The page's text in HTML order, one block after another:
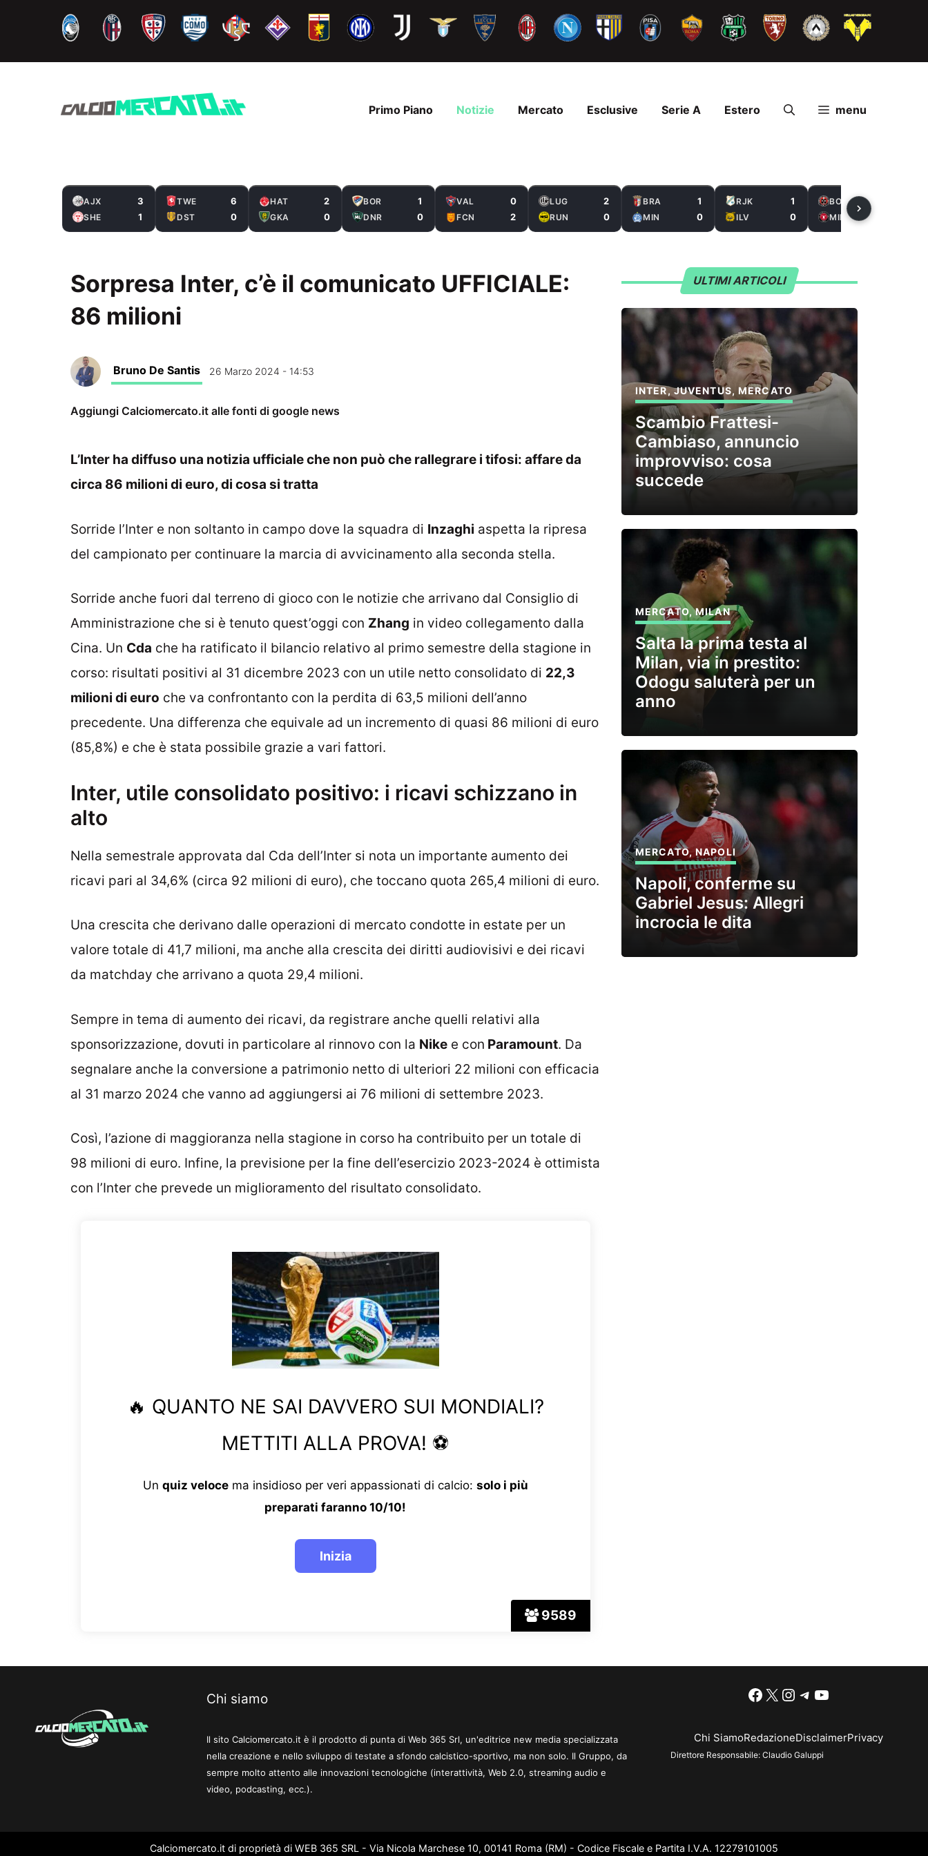
contenuto
Primo Piano Notizie Mercato Esclusive Serie A Estero menu
AJX 3
SHE 1
TWE 6
DST 0
HAT 2
GKA 0
BOR 1
DNR 0
VAL 0
FCN 2
LUG 2
RUN 0
BRA 1
MIN 0
RJK 1
ILV 0
BOH
MID
Sorpresa Inter, c’è il comunicato UFFICIALE:
86 milioni
Bruno De Santis 26 Marzo 2024 - 14:53
Aggiungi Calciomercato.it alle fonti di google news
L’Inter ha diffuso una notizia ufficiale che non può che rallegrare i tifosi: affare da
circa 86 milioni di euro, di cosa si tratta
Sorride l’Inter e non soltanto in campo dove la squadra di Inzaghi aspetta la ripresa
del campionato per continuare la marcia di avvicinamento alla seconda stella.
Sorride anche fuori dal terreno di gioco con le notizie che arrivano dal Consiglio di
Amministrazione che si è tenuto quest’oggi con Zhang in video collegamento dalla
Cina. Un Cda che ha ratificato il bilancio relativo al primo semestre della stagione in
corso: risultati positivi al 31 dicembre 2023 con un utile netto consolidato di 22,3
milioni di euro che va confrontanto con la perdita di 63,5 milioni dell’anno
precedente. Una differenza che equivale ad un incremento di quasi 86 milioni di euro
(85,8%) e che è stata possibile grazie a vari fattori.
Inter, utile consolidato positivo: i ricavi schizzano in
alto
Nella semestrale approvata dal Cda dell’Inter si nota un importante aumento dei
ricavi pari al 34,6% (circa 92 milioni di euro), che toccano quota 265,4 milioni di euro.
Una crescita che derivano dalle operazioni di mercato condotte in estate per un
valore totale di 41,7 milioni, ma anche alla crescita dei diritti audiovisivi e dei ricavi
da matchday che arrivano a quota 29,4 milioni.
Sempre in tema di aumento dei ricavi, da registrare anche quelli relativi alla
sponsorizzazione, dovuti in particolare al rinnovo con la Nike e con Paramount. Da
segnalare anche la conversione a patrimonio netto di ulteriori 22 milioni con efficacia
al 31 marzo 2024 che vanno ad aggiungersi ai 76 milioni di settembre 2023.
Così, l’azione di maggioranza nella stagione in corso ha contribuito per un totale di
98 milioni di euro. Infine, la previsione per la fine dell’esercizio 2023-2024 è ottimista
con l’Inter che prevede un miglioramento del risultato consolidato.
9589
🔥 QUANTO NE SAI DAVVERO SUI MONDIALI?
METTITI ALLA PROVA! ⚽
Un quiz velocema insidioso per veri appassionati di calcio: solo i più
preparati faranno 10/10!
ULTIMI ARTICOLI
INTER,JUVENTUS, MERCATO
Scambio Frattesi-
Cambiaso, annuncio
improvviso: cosa
succede
MERCATO,MILAN
Salta la prima testa al
Milan, via in prestito:
Odogu saluterà per un
anno
MERCATO,NAPOLI
Napoli, conferme su
Gabriel Jesus: Allegri
incrocia le dita
Chi siamo
Il sito Calciomercato.it è il prodotto di punta di Web 365 Srl, un'editrice new media specializzata
nella creazione e nello sviluppo di testate a sfondo calcistico-sportivo, ma non solo. Il Gruppo, da
sempre molto attento alle innovazioni tecnologiche (interattività, Web 2.0, streaming audio e
video, podcasting, ecc.).
Facebook
X Instagram
Telegram
YouTube
Chi SiamoRedazioneDisclaimerPrivacy
Direttore Responsabile: Claudio Galuppi
Calciomercato.it di proprietà di WEB 365 SRL - Via Nicola Marchese 10, 00141 Roma (RM) - Codice Fiscale e Partita I.V.A. 12279101005